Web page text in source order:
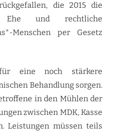
die 2015 die
Ehe und rechtliche
Menschen per Gesetz
eine noch stärkere
Behandlung sorgen.
in den Mühlen der
zwischen MDK, Kasse
Leistungen müssen teils